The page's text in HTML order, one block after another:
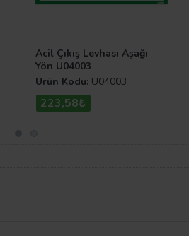
Acil Çıkış Levhası Aşağı
Yön U04003
Ürün Kodu: U04003
223,58₺